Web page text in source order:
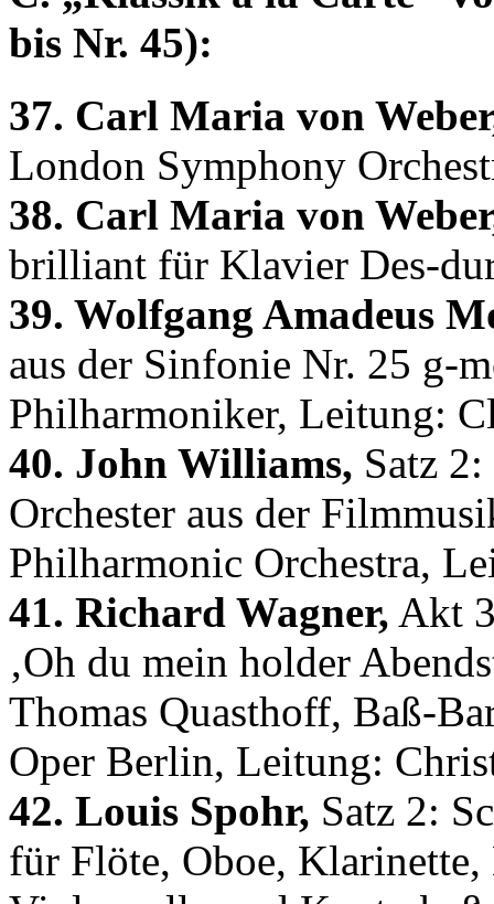
bis Nr. 45):
37. Carl Maria von
London Symphony
38. Carl Maria von
brilliant für Klavier Des-
39. Wolfgang Amadeus
aus der Sinfonie Nr. 25 g-
Philharmoniker, Leitung:
40. John Williams, Satz
Orchester aus der
Philharmonic Orchestra,
41. Richard Wagner, Akt
‚Oh du mein holder
Thomas Quasthoff, Baß-
Oper Berlin, Leitung:
42. Louis Spohr, Satz 2:
für Flöte, Oboe,